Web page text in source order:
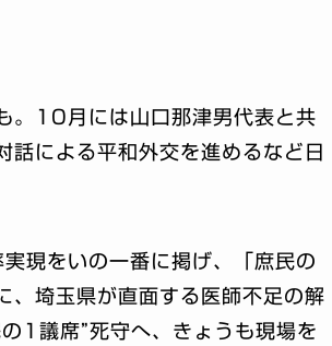
。10月には山口那津男代表と共
話による平和外交を進めるなど日
現をいの一番に掲げ、「庶民の
、埼玉県が直面する医師不足の解
1議席”死守へ、きょうも現場を